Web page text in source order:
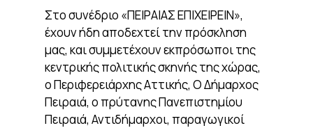
Στο συνέδριο «ΠΕΙΡΑΙΑΣ ΕΠΙΧΕΙΡΕΙΝ»,
έχουν ήδη αποδεχτεί την πρόσκληση
μας, και συμμετέχουν εκπρόσωποι της
κεντρικής πολιτικής σκηνής της χώρας,
ο Περιφερειάρχης Αττικής, Ο Δήμαρχος
Πειραιά, ο πρύτανης Πανεπιστημίου
Πειραιά, Αντιδήμαρχοι, παραγωγικοί